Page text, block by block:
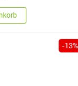
-13%